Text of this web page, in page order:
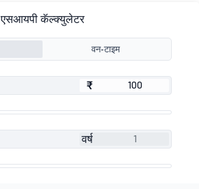
एसआयपी कॅल्क्युलेटर
वन-टाइम
₹
₹
वर्ष